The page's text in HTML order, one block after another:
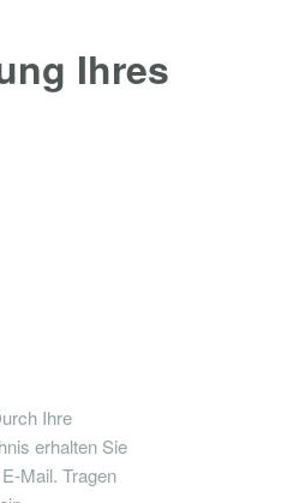
Ihres
Ihre
erhalten Sie
Mail. Tragen